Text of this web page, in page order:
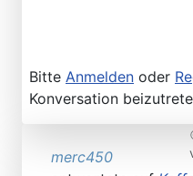
Bitte Anmelden oder
Konversation
merc450